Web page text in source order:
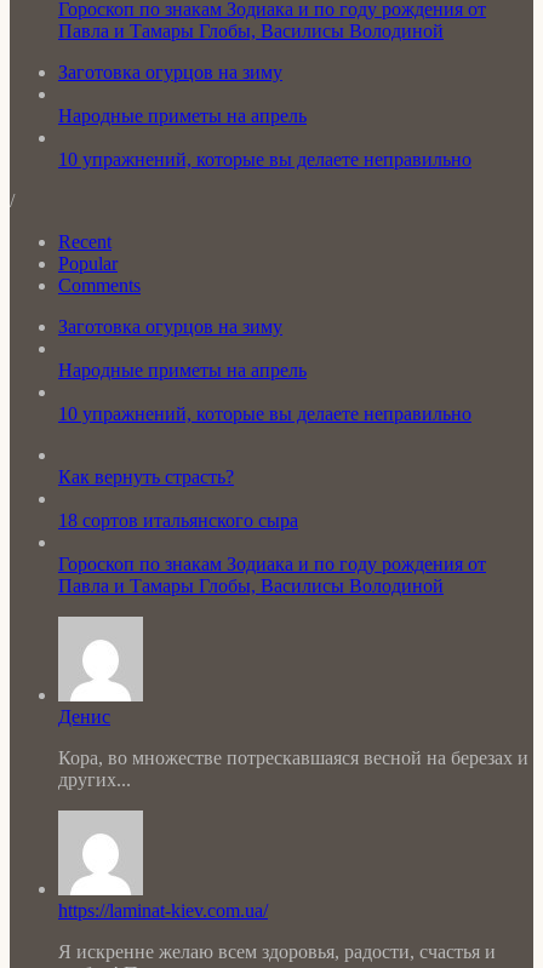
Гороскоп по знакам Зодиака и по году рождения от
Павла и Тамары Глобы, Василисы Володиной
Заготовка огурцов на зиму
Народные приметы на апрель
10 упражнений, которые вы делаете неправильно
/
Recent
Popular
Comments
Заготовка огурцов на зиму
Народные приметы на апрель
10 упражнений, которые вы делаете неправильно
Как вернуть страсть?
18 сортов итальянского сыра
Гороскоп по знакам Зодиака и по году рождения от
Павла и Тамары Глобы, Василисы Володиной
Денис
Кора, во множестве потрескавшаяся весной на березах и
других...
https://laminat-kiev.com.ua/
Я искренне желаю всем здоровья, радости, счастья и